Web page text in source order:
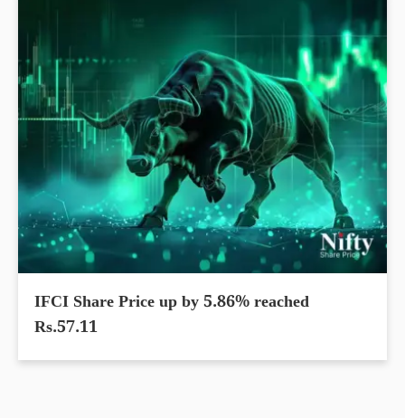
IFCI Share Price up by 5.86% reached
Rs.57.11